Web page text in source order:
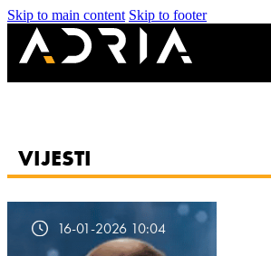
Skip to main content Skip to footer
VIJESTI
16-01-2026 10:04